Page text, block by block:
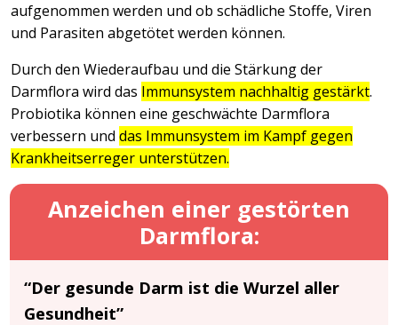
aufgenommen werden und ob schädliche Stoffe, Viren
und Parasiten abgetötet werden können.
Durch den Wiederaufbau und die Stärkung der
Darmflora wird das Immunsystem nachhaltig gestärkt.
Probiotika können eine geschwächte Darmflora
verbessern und das Immunsystem im Kampf gegen
Krankheitserreger unterstützen.
Anzeichen einer gestörten
Darmflora:
“Der gesunde Darm ist die Wurzel aller
Gesundheit”